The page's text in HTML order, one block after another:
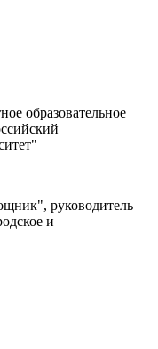
образовательное
руководитель
и